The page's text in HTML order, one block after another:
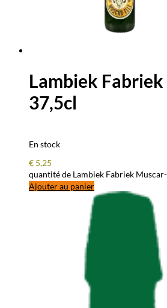
Lambiek
37,5cl
En stock
€ 5,25
quantité de Lambiek Fabriek
Ajouter au panier